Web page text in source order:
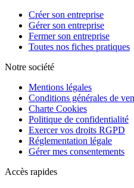
Créer son entreprise
Gérer son entreprise
Fermer son entreprise
Toutes nos fiches pratiques
Notre société
Mentions légales
Conditions générales de
Charte Cookies
Politique de confidentialité
Exercer vos droits RGPD
Réglementation légale
Gérer mes consentements
Accès rapides